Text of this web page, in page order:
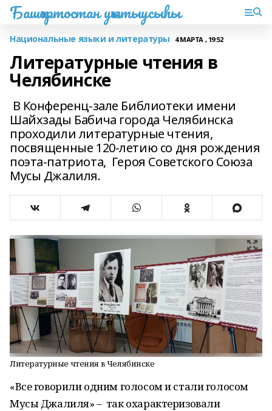
Башҡортостан уҡытыусыһы
Национальные языки и литературы 4 МАРТА , 19:52
Литературные чтения в
Челябинске
В Конференц-зале Библиотеки имени
Шайхзады Бабича города Челябинска
проходили литературные чтения,
посвященные 120-летию со дня рождения
поэта-патриота, Героя Советского Союза
Мусы Джалиля.
Литературные чтения в Челябинске
«Все говорили одним голосом и стали голосом
Мусы Джалиля» – так охарактеризовали